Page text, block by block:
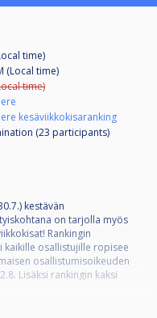
time)
(Local time)
time)
kesäviikkokisaranking
(23 participants)
kestävän
on tarjolla myös
Rankingin
kaikille osallistujille ropisee
osallistumisoikeuden
Lisäksi rankingin kaksi